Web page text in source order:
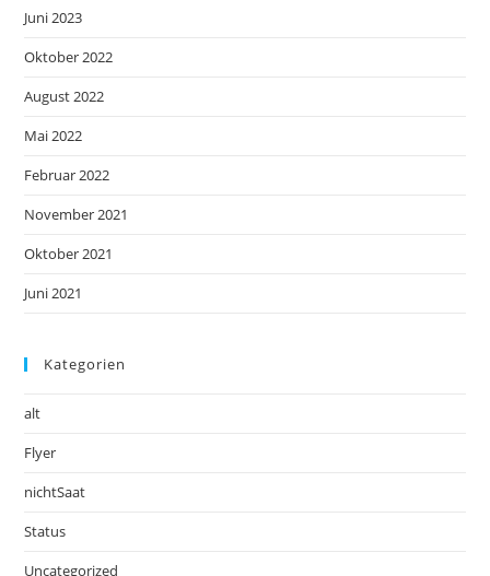
Juni 2023
Oktober 2022
August 2022
Mai 2022
Februar 2022
November 2021
Oktober 2021
Juni 2021
Kategorien
alt
Flyer
nichtSaat
Status
Uncategorized